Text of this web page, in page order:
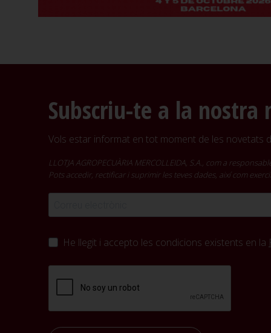
Subscriu-te a la nostra
Vols estar informat en tot moment de les
LLOTJA AGROPECUÀRIA MERCOLLEIDA, S.A., com a
Pots accedir, rectificar i suprimir les teves dades, així com
He llegit i accepto les condicions existents en la